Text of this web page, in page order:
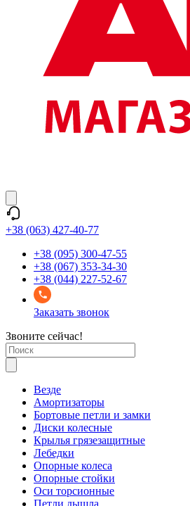
+38 (063) 427-40-77
+38 (095) 300-47-55
+38 (067) 353-34-30
+38 (044) 227-52-67
Заказать звонок
Звоните сейчас!
Везде
Амортизаторы
Бортовые петли и замки
Диски колесные
Крылья грязезащитные
Лебедки
Опорные колеса
Опорные стойки
Оси торсионные
Петли дышла